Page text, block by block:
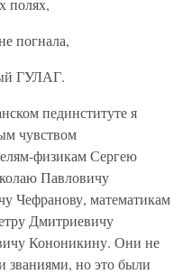
полях,
погнала,
ГУЛАГ.
пединституте я
чувством
физикам Сергею
Павловичу
Чефранову, математикам
Дмитриевичу
Кононикину. Они не
званиями, но это были